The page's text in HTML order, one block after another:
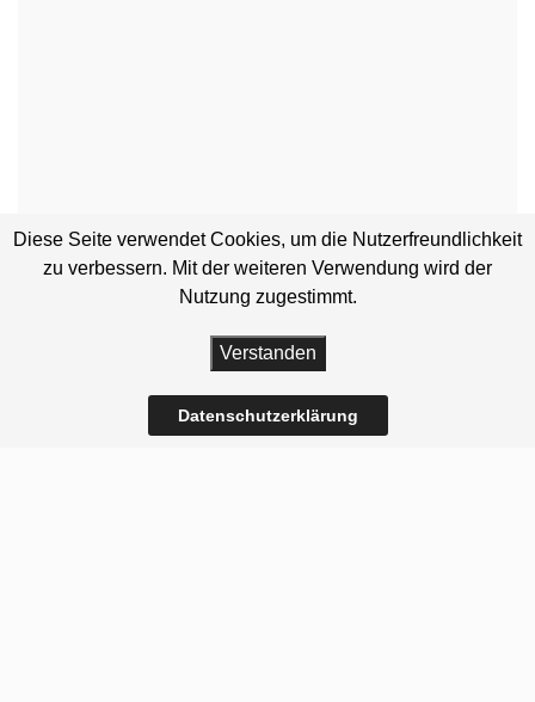
Diese Seite verwendet Cookies, um die Nutzerfreundlichkeit
zu verbessern. Mit der weiteren Verwendung wird der
Nutzung zugestimmt.
Verstanden
Datenschutzerklärung